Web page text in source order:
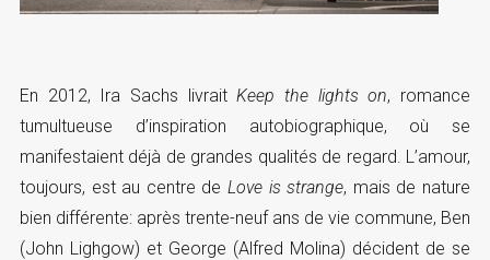
En 2012, Ira Sachs livraitKeep the lights on, romance
tumultueuse d’inspiration autobiographique, où se
manifestaient déjà de grandes qualités de regard. L’amour,
toujours, est au centre de Love is strange, mais de nature
bien différente: après trente-neuf ans de vie commune, Ben
(John Lighgow) et George (Alfred Molina) décident de se